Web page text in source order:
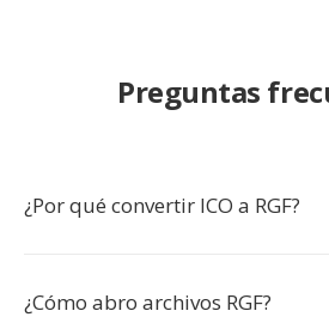
Preguntas
¿Por qué convertir ICO a RGF?
¿Cómo abro archivos RGF?